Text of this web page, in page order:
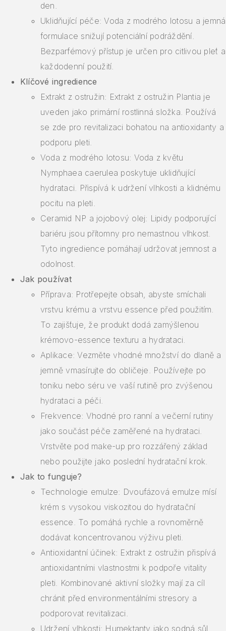
den.
Uklidňující péče: Voda z modrého lotosu a jemná
formulace snižují potenciální podráždění.
Bezparfémový přístup je určen pro citlivou pleť a
každodenní použití.
Klíčové ingredience
Extrakt z ostružin: Extrakt z ostružin Plantia je
uveden jako primární rostlinná složka. Používá
se zde pro revitalizaci bohatou na antioxidanty a
podporu pleti.
Voda z modrého lotosu: Voda z květu
Nymphaea caerulea poskytuje uklidňující
hydrataci. Přispívá k udržení vlhkosti a klidnému
pocitu na pleti.
Ceramid NP a jojobový olej: Lipidy podporující
bariéru jsou přítomny pro nemastnou vlhkost.
Tyto ingredience pomáhají udržovat jemnost a
odolnost.
Jak používat
Příprava: Protřepejte obsah, abyste smíchali
vrstvu krému a vrstvu essence před použitím.
To zajišťuje, že produkt dodá zamýšlenou
krémovo-essence texturu a hydrataci.
Aplikace: Vezměte vhodné množství do dlaně a
jemně vmasírujte do obličeje. Používejte po
toniku nebo séru ve vaší rutině pro zvýšenou
hydrataci a péči.
Frekvence: Vhodné pro ranní a večerní rutiny
jako součást péče zaměřené na hydrataci.
Vrstvěte pod make-up pro rozzářený základ
nebo použijte jako poslední hydratační krok.
Jak to funguje?
Technologie emulze: Dvoufázová emulze mísí
krém s vysokou viskozitou do hydratační
essence. To pomáhá rychle a rovnoměrně
dodávat koncentrovanou výživu pleti.
Antioxidantní účinek: Extrakt z ostružin přispívá
antioxidantními vlastnostmi k podpoře vitality
pleti. Kombinované aktivní složky mají za cíl
chránit před environmentálními stresory a
podporovat revitalizaci.
Udržení vlhkosti: Humektanty jako sodná sůl